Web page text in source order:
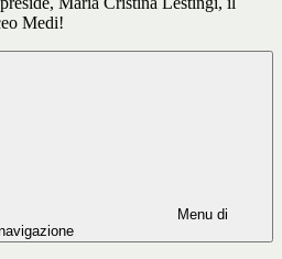
Medi!
Menu di